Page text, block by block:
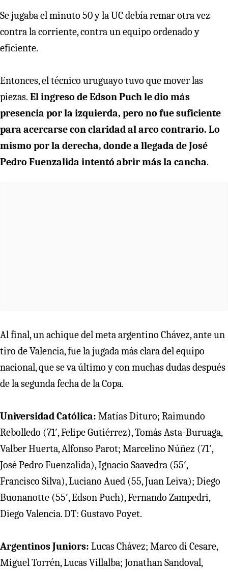
Se jugaba el minuto 50 y la UC debía remar otra vez
contra la corriente, contra un equipo ordenado y
eficiente.
Entonces, el técnico uruguayo tuvo que mover las
piezas. El ingreso de Edson Puch le dio más
presencia por la izquierda, pero no fue suficiente
para acercarse con claridad al arco contrario. Lo
mismo por la derecha, donde a llegada de José
Pedro Fuenzalida intentó abrir más la cancha.
Al final, un achique del meta argentino Chávez, ante un
tiro de Valencia, fue la jugada más clara del equipo
nacional, que se va último y con muchas dudas después
de la segunda fecha de la Copa.
Universidad Católica: Matías Dituro; Raimundo
Rebolledo (71′, Felipe Gutiérrez), Tomás Asta-Buruaga,
Valber Huerta, Alfonso Parot; Marcelino Núñez (71′,
José Pedro Fuenzalida), Ignacio Saavedra (55′,
Francisco Silva), Luciano Aued (55, Juan Leiva); Diego
Buonanotte (55′, Edson Puch), Fernando Zampedri,
Diego Valencia. DT: Gustavo Poyet.
Argentinos Juniors: Lucas Chávez; Marco di Cesare,
Miguel Torrén, Lucas Villalba; Jonathan Sandoval,